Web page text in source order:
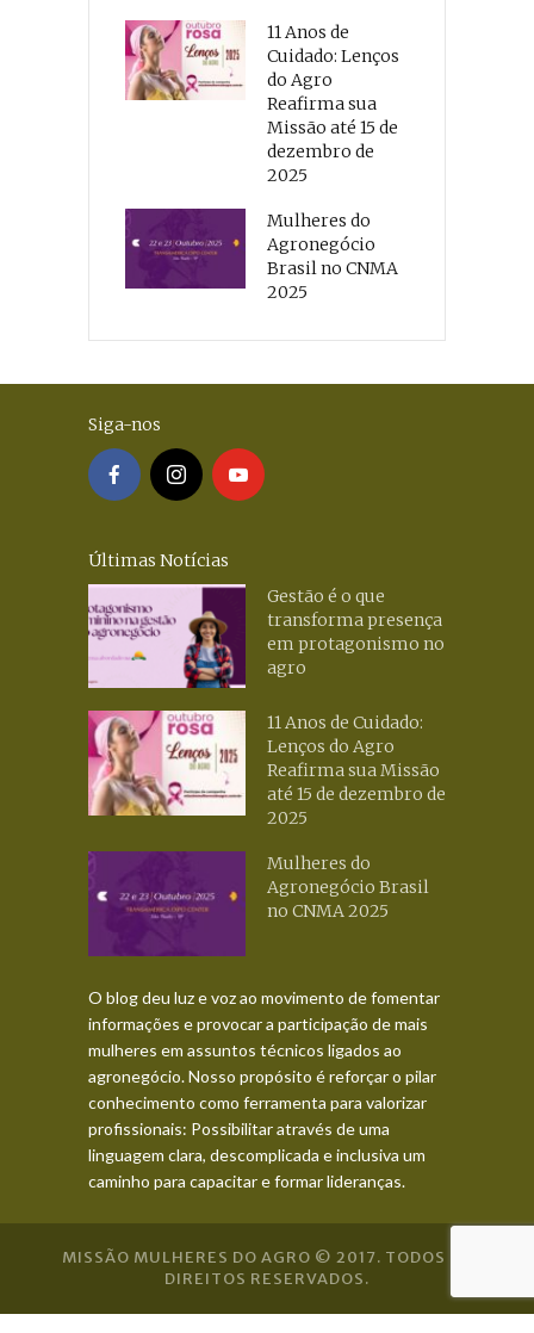
11 Anos de
Cuidado: Lenços
do Agro
Reafirma sua
Missão até 15 de
dezembro de
2025
Mulheres do
Agronegócio
Brasil no CNMA
2025
Siga-nos
Últimas Notícias
Gestão é o que
transforma presença
em protagonismo no
agro
11 Anos de Cuidado:
Lenços do Agro
Reafirma sua Missão
até 15 de dezembro de
2025
Mulheres do
Agronegócio Brasil
no CNMA 2025
O blog deu luz e voz ao movimento de fomentar
informações e provocar a participação de mais
mulheres em assuntos técnicos ligados ao
agronegócio. Nosso propósito é reforçar o pilar
conhecimento como ferramenta para valorizar
profissionais: Possibilitar através de uma
linguagem clara, descomplicada e inclusiva um
caminho para capacitar e formar lideranças.
MISSÃO MULHERES DO AGRO © 2017. TODOS OS
DIREITOS RESERVADOS.